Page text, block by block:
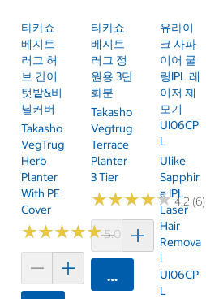
타카쇼
베지트
러그 허
브 간이
텃밭&비
닐커버
Takasho
VegTrug
Herb
Planter
With PE
Cover
★★★★★
★★★★★5.0 (2)
타카쇼
베지트
러그 정
원용 3단
화분
Takasho
Vegtrug
Terrace
Planter
3 Tier
★★★★★
★★★★★4.2 (6)
카트에 담기
유라이
크 사파
이어 쿨
링IPL 레
이저 제
모기
UI06CP
L
Ulike
Sapphir
E IPL
Laser
Hair
Remova
L
UI06CP
L